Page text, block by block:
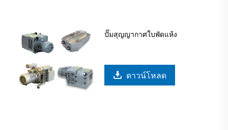
ปั๊มสุญญากาศใบพัดแห้ง
ดาวน์โหลด